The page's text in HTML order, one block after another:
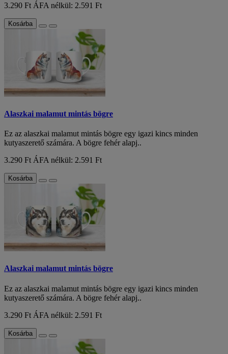
3.290 Ft ÁFA nélkül: 2.591 Ft
Kosárba
Alaszkai malamut mintás bögre
Ez az alaszkai malamut mintás bögre egy igazi kincs minden
kutyaszerető számára. A bögre fehér alapj..
3.290 Ft ÁFA nélkül: 2.591 Ft
Kosárba
Alaszkai malamut mintás bögre
Ez az alaszkai malamut mintás bögre egy igazi kincs minden
kutyaszerető számára. A bögre fehér alapj..
3.290 Ft ÁFA nélkül: 2.591 Ft
Kosárba